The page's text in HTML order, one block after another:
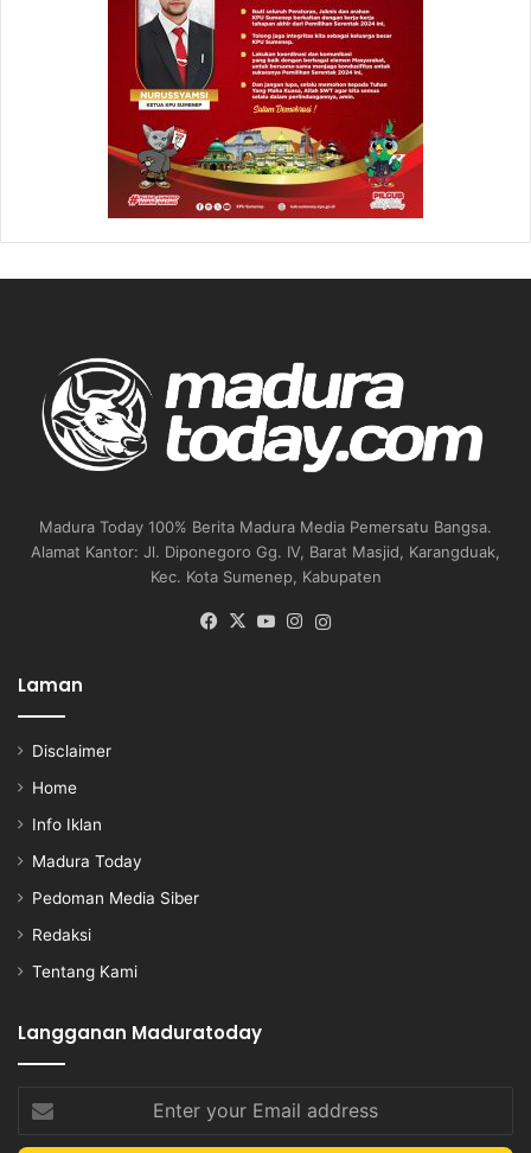
Madura Today 100% Berita Madura Media Pemersatu Bangsa.
Alamat Kantor: Jl. Diponegoro Gg. IV, Barat Masjid, Karangduak,
Kec. Kota Sumenep, Kabupaten
Facebook
X YouTubeInstagram
Laman
Disclaimer
Home
Info Iklan
Madura Today
Pedoman Media Siber
Redaksi
Tentang Kami
Langganan Maduratoday
your
Email